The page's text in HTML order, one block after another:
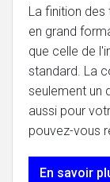
La finition
en grand
que celle de
standard. La
seulement un
aussi pour
pouvez-vous
En savoir